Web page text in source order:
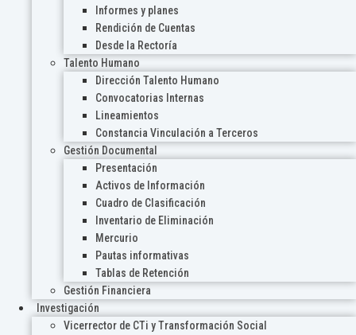
Informes y planes
Rendición de Cuentas
Desde la Rectoría
Talento Humano
Dirección Talento Humano
Convocatorias Internas
Lineamientos
Constancia Vinculación a Terceros
Gestión Documental
Presentación
Activos de Información
Cuadro de Clasificación
Inventario de Eliminación
Mercurio
Pautas informativas
Tablas de Retención
Gestión Financiera
Investigación
Vicerrector de CTi y Transformación Social